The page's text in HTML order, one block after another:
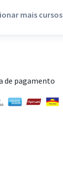
mais cursos
de pagamento